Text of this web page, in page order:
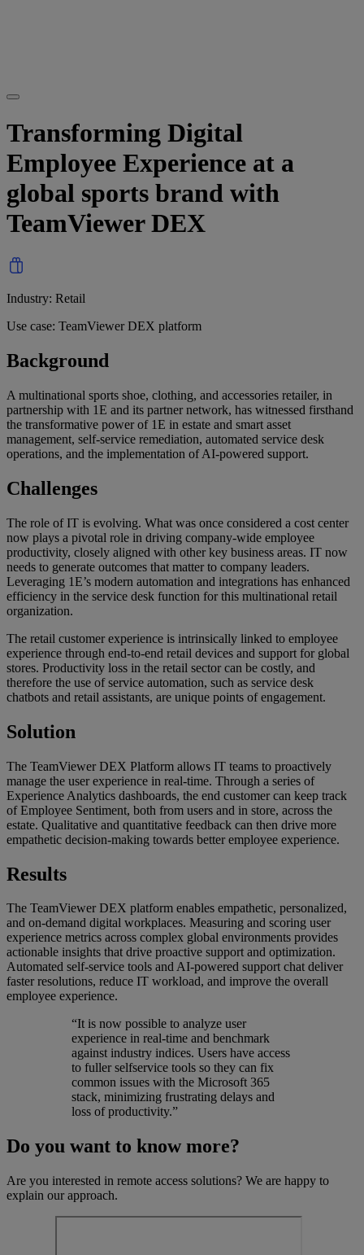
Transforming Digital
Employee Experience at a
global sports brand with
TeamViewer DEX
Industry: Retail
Use case: TeamViewer DEX platform
Background
A multinational sports shoe, clothing, and accessories retailer, in
partnership with 1E and its partner network, has witnessed firsthand
the transformative power of 1E in estate and smart asset
management, self-service remediation, automated service desk
operations, and the implementation of AI-powered support.
Challenges
The role of IT is evolving. What was once considered a cost center
now plays a pivotal role in driving company-wide employee
productivity, closely aligned with other key business areas. IT now
needs to generate outcomes that matter to company leaders.
Leveraging 1E’s modern automation and integrations has enhanced
efficiency in the service desk function for this multinational retail
organization.
The retail customer experience is intrinsically linked to employee
experience through end-to-end retail devices and support for global
stores. Productivity loss in the retail sector can be costly, and
therefore the use of service automation, such as service desk
chatbots and retail assistants, are unique points of engagement.
Solution
The TeamViewer DEX Platform allows IT teams to proactively
manage the user experience in real-time. Through a series of
Experience Analytics dashboards, the end customer can keep track
of Employee Sentiment, both from users and in store, across the
estate. Qualitative and quantitative feedback can then drive more
empathetic decision-making towards better employee experience.
Results
The TeamViewer DEX platform enables empathetic, personalized,
and on-demand digital workplaces. Measuring and scoring user
experience metrics across complex global environments provides
actionable insights that drive proactive support and optimization.
Automated self-service tools and AI-powered support chat deliver
faster resolutions, reduce IT workload, and improve the overall
employee experience.
“It is now possible to analyze user
experience in real-time and benchmark
against industry indices. Users have access
to fuller selfservice tools so they can fix
common issues with the Microsoft 365
stack, minimizing frustrating delays and
loss of productivity.”
Do you want to know more?
Are you interested in remote access solutions? We are happy to
explain our approach.